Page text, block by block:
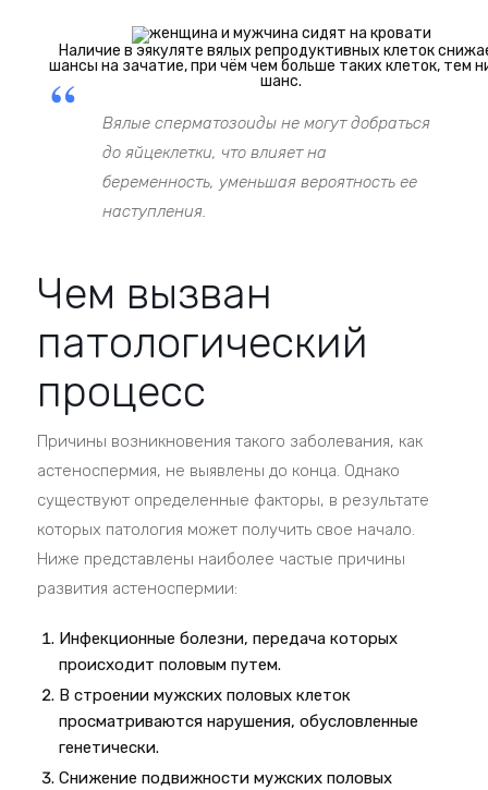
Наличие в эякуляте вялых репродуктивных клеток
шансы на зачатие, при чём чем больше таких клеток, тем
шанс.
Вялые сперматозоиды не могут добраться
до яйцеклетки, что влияет на
беременность, уменьшая вероятность ее
наступления.
Чем вызван
патологический
процесс
Причины возникновения такого заболевания, как
астеноспермия, не выявлены до конца. Однако
существуют определенные факторы, в результате
которых патология может получить свое начало.
Ниже представлены наиболее частые причины
развития астеноспермии:
Инфекционные болезни, передача которых
происходит половым путем.
В строении мужских половых клеток
просматриваются нарушения, обусловленные
генетически.
Снижение подвижности мужских половых